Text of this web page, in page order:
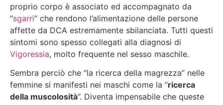
proprio corpo è associato ed accompagnato da
“sgarri” che rendono l’alimentazione delle persone
affette da DCA estremamente sbilanciata. Tutti questi
sintomi sono spesso collegati alla diagnosi di
Vigoressia, molto frequente nel sesso maschile.
Sembra perciò che “la ricerca della magrezza” nelle
femmine si manifesti nei maschi come la “ricerca
della muscolosità”. Diventa impensabile che queste